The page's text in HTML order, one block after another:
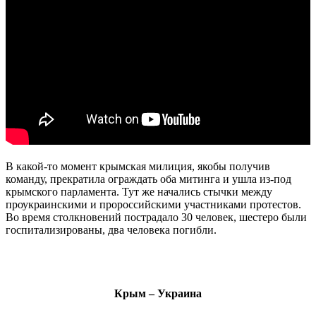
В какой-то момент крымская милиция, якобы получив
команду, прекратила ограждать оба митинга и ушла из-под
крымского парламента. Тут же начались стычки между
проукраинскими и пророссийскими участниками протестов.
Во время столкновений пострадало 30 человек, шестеро были
госпитализированы, два человека погибли.
Крым – Украина